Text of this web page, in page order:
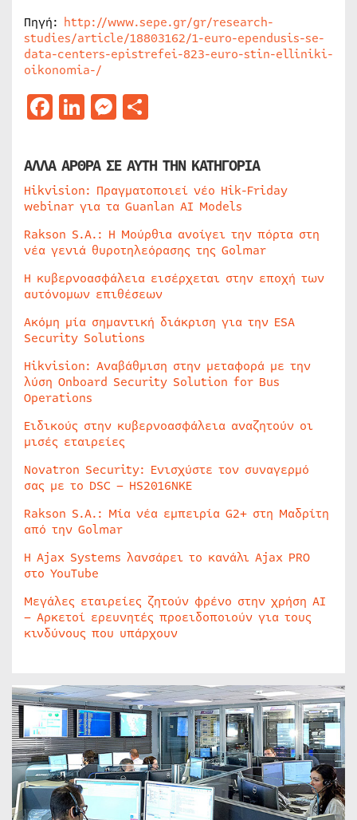
Πηγή: http://www.sepe.gr/gr/research-
studies/article/18803162/1-euro-ependusis-se-
data-centers-epistrefei-823-euro-stin-elliniki-
oikonomia-/
Facebook
LinkedIn
Messenger
ΑΛΛΑ ΑΡΘΡΑ ΣΕ ΑΥΤΗ ΤΗΝ ΚΑΤΗΓΟΡΙΑ
Hikvision: Πραγματοποιεί νέο Hik-Friday
webinar για τα Guanlan AI Models
Rakson S.A.: Η Μούρθια ανοίγει την πόρτα στη
νέα γενιά θυροτηλεόρασης της Golmar
Η κυβερνοασφάλεια εισέρχεται στην εποχή των
αυτόνομων επιθέσεων
Ακόμη μία σημαντική διάκριση για την ESA
Security Solutions
Hikvision: Αναβάθμιση στην μεταφορά με την
λύση Onboard Security Solution for Bus
Operations
Ειδικούς στην κυβερνοασφάλεια αναζητούν οι
μισές εταιρείες
Novatron Security: Ενισχύστε τον συναγερμό
σας με το DSC – HS2016NKE
Rakson S.A.: Μία νέα εμπειρία G2+ στη Μαδρίτη
από την Golmar
Η Ajax Systems λανσάρει το κανάλι Ajax PRO
στο YouTube
Μεγάλες εταιρείες ζητούν φρένο στην χρήση AI
– Αρκετοί ερευνητές προειδοποιούν για τους
κινδύνους που υπάρχουν